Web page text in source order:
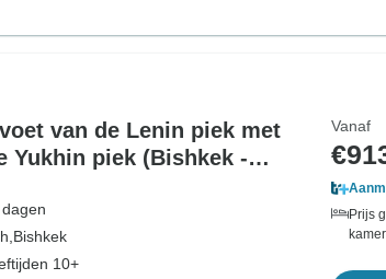
van de Lenin piek met
Yukhin piek (Bishkek -
Bishkek
10+
Vanaf
Prijs
kamer